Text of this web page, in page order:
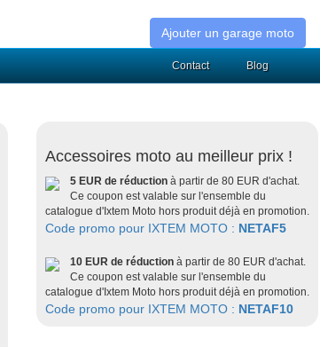
Ajouter un garage moto
Blog
Contact
Accessoires moto au meilleur prix !
5 EUR de réduction à partir de 80 EUR d'achat.
Ce coupon est valable sur l'ensemble du
catalogue d'Ixtem Moto hors produit déjà en promotion.
Code promo pour IXTEM MOTO : NETAF5
10 EUR de réduction à partir de 80 EUR d'achat.
Ce coupon est valable sur l'ensemble du
catalogue d'Ixtem Moto hors produit déjà en promotion.
Code promo pour IXTEM MOTO : NETAF10